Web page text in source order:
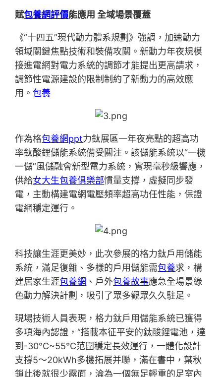
賦包養網評價能應用 全域場景覆蓋
《“十四五”現代動力體系規劃》強調，加速動力
領域關鍵焦點技術和裝備攻關。新動力年夜規模
接進電網對電力系統的調節才能提出更高請求，
調節性電源建設的限制制約了新動力的高效應
用。包養
作為格包養網ppt力鈦展區一年夜亮點的超高功
率鈦酸鋰儲能系統備受關注。該儲能系統以“一機
一儲”風儲融會新型電力系統，實現毫秒級響應，
供給女大生包養俱樂部慣量支撐，虛擬同步發
電，主動構建電網電壓頻率超高功任性能，保證
電網穩定運行。
科技讓生涯更美妙，此次參展的格力鈦戶用儲能
系統，滿足復雜、多樣的戶用儲能需包養求，構
建居家生涯包養網 、戶外包養故事應急全場景綠
色動力解決計劃，吸引了眾多觀眾久久駐足。
現場技術人員表現，格力鈦戶用儲能系統已獲得
多項海內認證，“搭載本征平安的鈦酸鋰電池，達
到-30℃~55℃范圍穩定長效運行，一體化設計
支撐5～20kWh多機拓展并聯，滿在書中，葉秋
鎖此後就很少露面，淪為一個無足輕重的足室內